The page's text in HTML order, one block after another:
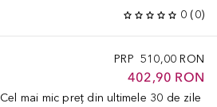
0 (0)
PRP 510,00 RON
402,90 RON
Cel mai mic preț din ultimele 30 de zile